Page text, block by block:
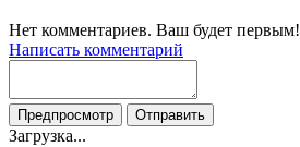
Нет комментариев. Ваш будет первым!
Написать комментарий
Загрузка...